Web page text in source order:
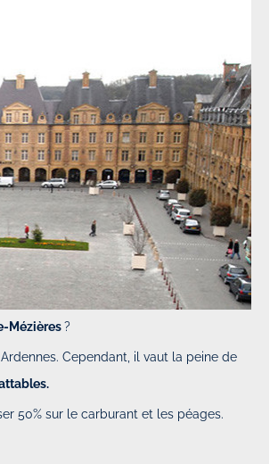
Mézières?
Cependant, il vaut la peine de
50% sur le carburant et les péages.